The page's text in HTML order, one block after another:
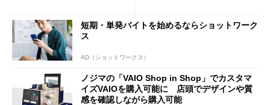
短期・単発バイトを始めるならショットワーク
ス
AD（ショットワークス）
ノジマの「VAIO Shop in Shop」でカスタマ
イズVAIOを購入可能に 店頭でデザインや質
感を確認しながら購入可能